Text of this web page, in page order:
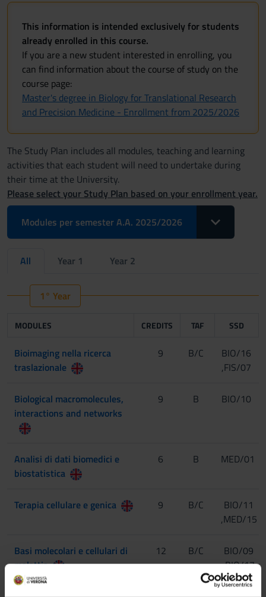
This information is intended exclusively for students
already enrolled in this course.
If you are a new student interested in enrolling, you
can find information about the course of study on the
course page:
Master's degree in Biology for Translational Research
and Precision Medicine - Enrollment from 2025/2026
The Study Plan includes all modules, teaching and learning
activities that each student will need to undertake during
their time at the University.
Please select your Study Plan based on your enrollment year.
Modules per semester A.A. 2025/2026
Toggle
All Year 1 Year 2
1° Year
MODULES CREDITS TAF SSD
Bioimaging nella ricerca
traslazionale
9 B/C
BIO/16
,FIS/07
Biological macromolecules,
interactions and networks
9 B BIO/10
Analisi di dati biomedici e
biostatistica
6 B MED/01
Terapia cellulare e genica 9 B/C
BIO/11
,MED/15
Basi molecolari e cellulari di
malattia
12 B/C
BIO/09
,BIO/17
,MED/04